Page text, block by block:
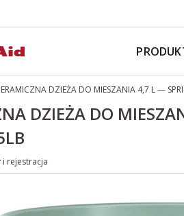
DZIEŻA DO MIESZANIA 4,7 L —
DZIEŻA DO
i rejestracja